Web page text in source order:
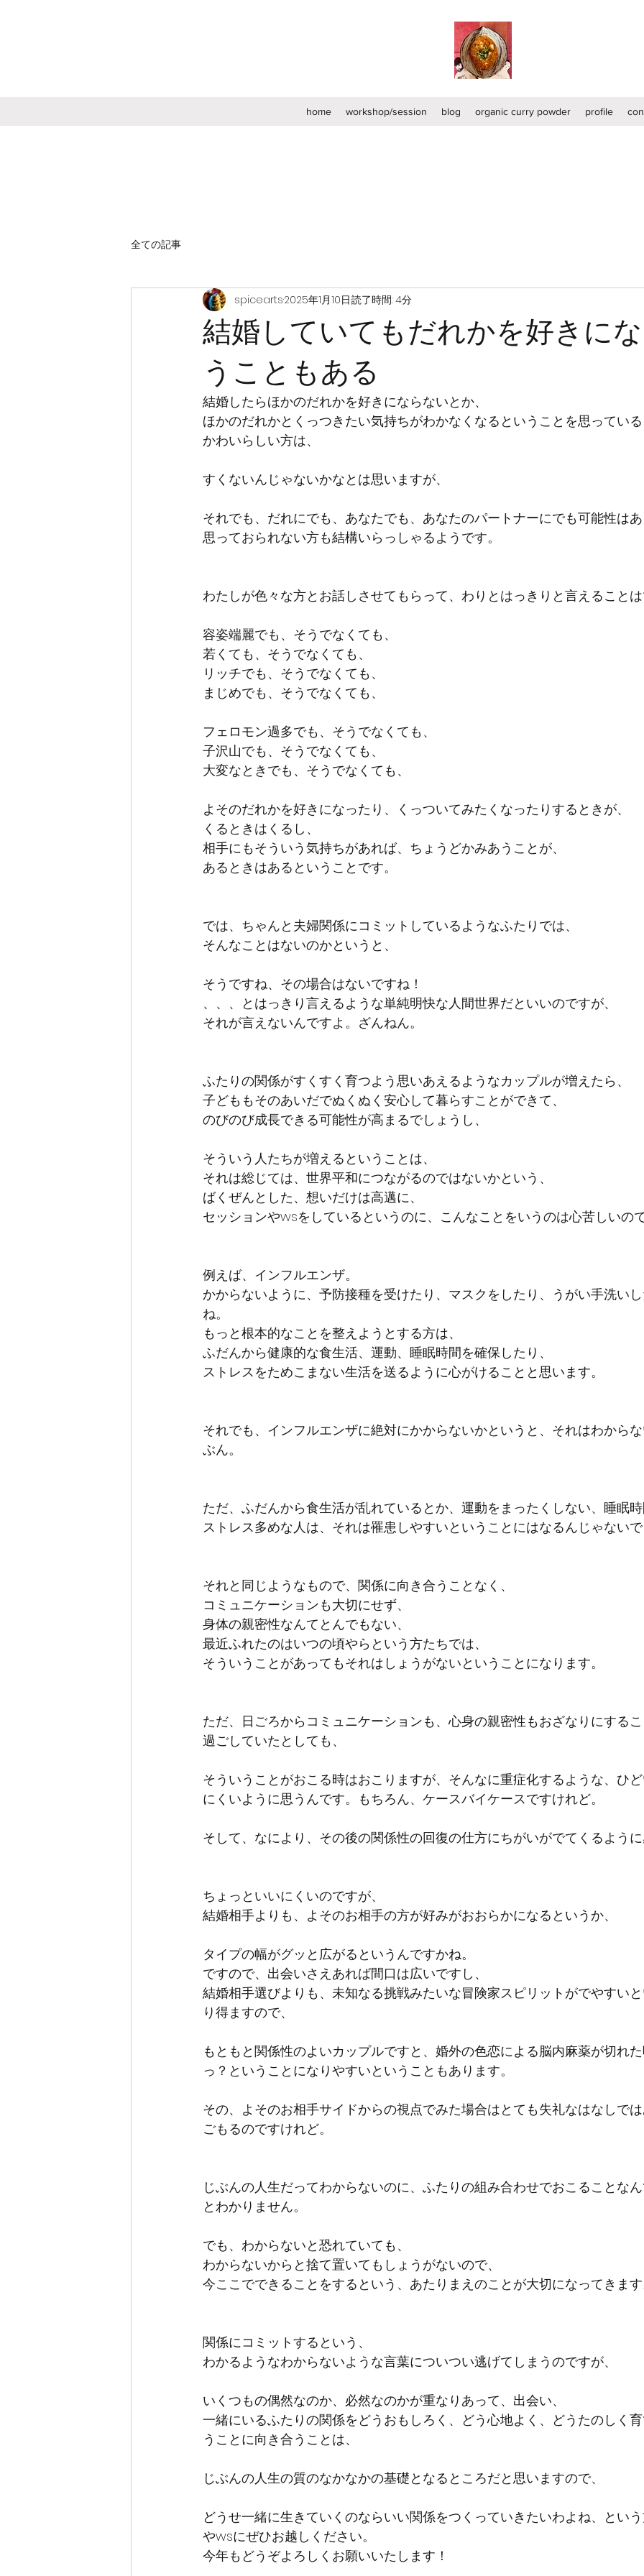
home workshop/session blog organic curry powder profile
全ての記事
結婚していてもだれかを好きに
うこともある
spicearts2025年1月10日読了時間: 4分
結婚したらほかのだれかを好きにならないとか、
ほかのだれかとくっつきたい気持ちがわかなくなるということを思ってい
かわいらしい方は、
すくないんじゃないかなとは思いますが、
それでも、だれにでも、あなたでも、あなたのパートナーにでも可能性は
思っておられない方も結構いらっしゃるようです。
わたしが色々な方とお話しさせてもらって、わりとはっきりと言えること
容姿端麗でも、そうでなくても、
若くても、そうでなくても、
リッチでも、そうでなくても、
まじめでも、そうでなくても、
フェロモン過多でも、そうでなくても、
子沢山でも、そうでなくても、
大変なときでも、そうでなくても、
よそのだれかを好きになったり、くっついてみたくなったりするときが、
くるときはくるし、
相手にもそういう気持ちがあれば、ちょうどかみあうことが、
あるときはあるということです。
では、ちゃんと夫婦関係にコミットしているようなふたりでは、
そんなことはないのかというと、
そうですね、その場合はないですね！
、、、とはっきり言えるような単純明快な人間世界だといいのですが、
それが言えないんですよ。ざんねん。
ふたりの関係がすくすく育つよう思いあえるようなカップルが増えたら、
子どももそのあいだでぬくぬく安心して暮らすことができて、
のびのび成長できる可能性が高まるでしょうし、
そういう人たちが増えるということは、
それは総じては、世界平和につながるのではないかという、
ばくぜんとした、想いだけは高邁に、
セッションやwsをしているというのに、こんなことをいうのは心苦しいの
例えば、インフルエンザ。
かからないように、予防接種を受けたり、マスクをしたり、うがい手洗い
ね。
もっと根本的なことを整えようとする方は、
ふだんから健康的な食生活、運動、睡眠時間を確保したり、
ストレスをためこまない生活を送るように心がけることと思います。
それでも、インフルエンザに絶対にかからないかというと、それはわから
ぶん。
ただ、ふだんから食生活が乱れているとか、運動をまったくしない、睡眠
ストレス多めな人は、それは罹患しやすいということにはなるんじゃない
それと同じようなもので、関係に向き合うことなく、
コミュニケーションも大切にせず、
身体の親密性なんてとんでもない、
最近ふれたのはいつの頃やらという方たちでは、
そういうことがあってもそれはしょうがないということになります。
ただ、日ごろからコミュニケーションも、心身の親密性もおざなりにする
過ごしていたとしても、
そういうことがおこる時はおこりますが、そんなに重症化するような、ひ
にくいように思うんです。もちろん、ケースバイケースですけれど。
そして、なにより、その後の関係性の回復の仕方にちがいがでてくるよう
ちょっといいにくいのですが、
結婚相手よりも、よそのお相手の方が好みがおおらかになるというか、
タイプの幅がグッと広がるというんですかね。
ですので、出会いさえあれば間口は広いですし、
結婚相手選びよりも、未知なる挑戦みたいな冒険家スピリットがでやすい
り得ますので、
もともと関係性のよいカップルですと、婚外の色恋による脳内麻薬が切れ
っ？ということになりやすいということもあります。
その、よそのお相手サイドからの視点でみた場合はとても失礼なはなしで
ごもるのですけれど。
じぶんの人生だってわからないのに、ふたりの組み合わせでおこることな
とわかりません。
でも、わからないと恐れていても、
わからないからと捨て置いてもしょうがないので、
今ここでできることをするという、あたりまえのことが大切になってきま
関係にコミットするという、
わかるようなわからないような言葉についつい逃げてしまうのですが、
いくつもの偶然なのか、必然なのかが重なりあって、出会い、
一緒にいるふたりの関係をどうおもしろく、どう心地よく、どうたのしく
うことに向き合うことは、
じぶんの人生の質のなかなかの基礎となるところだと思いますので、
どうせ一緒に生きていくのならいい関係をつくっていきたいわよね、とい
やwsにぜひお越しください。
今年もどうぞよろしくお願いいたします！